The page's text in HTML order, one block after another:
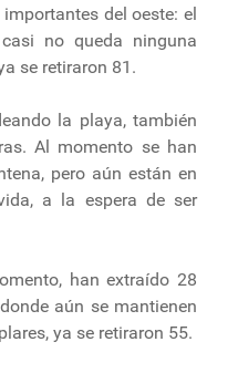
del oeste: el
no queda ninguna
se retiraron 81.
la playa, también
Al momento se han
pero aún están en
a la espera de ser
han extraído 28
aún se mantienen
ya se retiraron 55.